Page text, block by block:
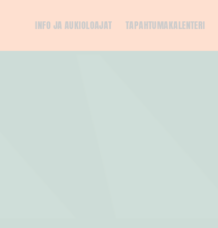
INFO JA AUKIOLOAJAT TAPAHTUMAKALENTERI